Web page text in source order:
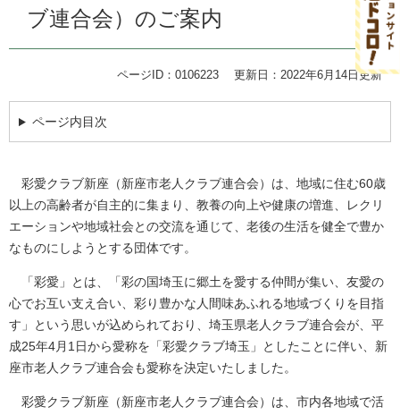
ブ連合会）のご案内
ページID：0106223 更新日：2022年6月14日更新
ページ内目次
彩愛クラブ新座（新座市老人クラブ連合会）は、地域に住む60歳
以上の高齢者が自主的に集まり、教養の向上や健康の増進、レクリ
エーションや地域社会との交流を通じて、老後の生活を健全で豊か
なものにしようとする団体です。
「彩愛」とは、「彩の国埼玉に郷土を愛する仲間が集い、友愛の
心でお互い支え合い、彩り豊かな人間味あふれる地域づくりを目指
す」という思いが込められており、埼玉県老人クラブ連合会が、平
成25年4月1日から愛称を「彩愛クラブ埼玉」としたことに伴い、新
座市老人クラブ連合会も愛称を決定いたしました。
彩愛クラブ新座（新座市老人クラブ連合会）は、市内各地域で活